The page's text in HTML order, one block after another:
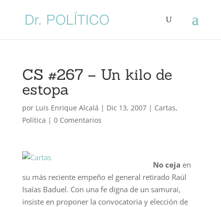
CS #267 – Un kilo de
estopa
por Luis Enrique Alcalá | Dic 13, 2007| Cartas,
Política | 0 Comentarios
No ceja en
su más reciente empeño el general retirado Raúl
Isaías Baduel. Con una fe digna de un samurai,
insiste en proponer la convocatoria y elección de